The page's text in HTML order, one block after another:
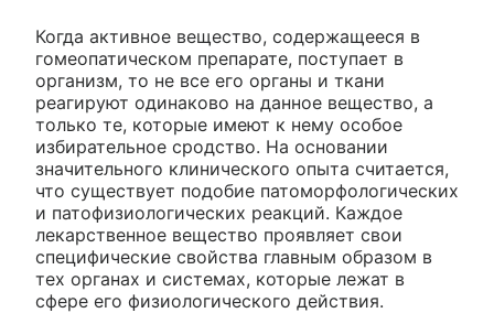
Когда активное вещество, содержащееся в
гомеопатическом препарате, поступает в
организм, то не все его органы и ткани
реагируют одинаково на данное вещество, а
только те, которые имеют к нему особое
избирательное сродство. На основании
значительного клинического опыта считается,
что существует подобие патоморфологических
и патофизиологических реакций. Каждое
лекарственное вещество проявляет свои
специфические свойства главным образом в
тех органах и системах, которые лежат в
сфере его физиологического действия.